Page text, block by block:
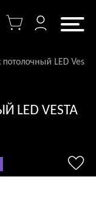
потолочный LED
VESTA